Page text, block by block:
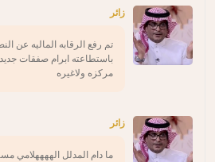
زائر
تم رفع الرقابه الماليه عن
باستطاعته ابرام صفقات
مركزه ولاغيره
زائر
ما دام المدلل الههههلامي